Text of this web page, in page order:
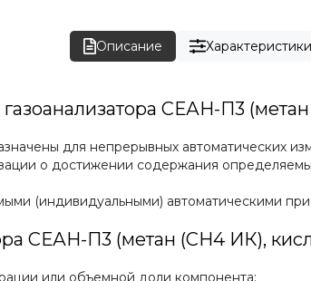
Описание Характеристики
СЕАН-П3
для непрерывных автоматических
о достижении содержания
(индивидуальными) автоматическими
СЕАН-П3 (метан (СН4 ИК),
или объемной доли компонента;